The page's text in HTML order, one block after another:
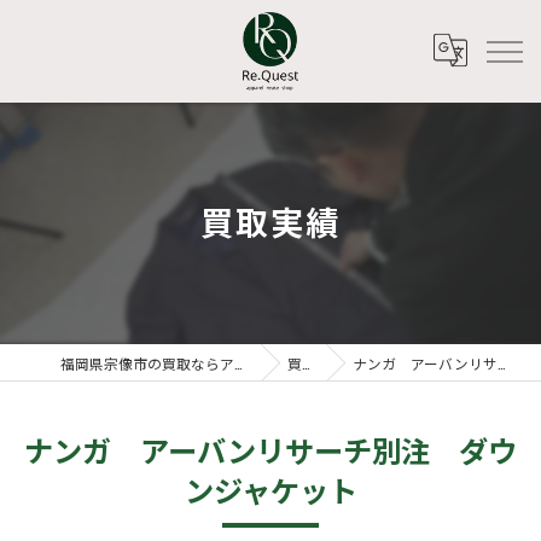
買取実績
買取実績 ナンガ アーバンリサーチ別注 ダウンジャケット
ナンガ アーバンリサーチ別注 ダウ
ンジャケット